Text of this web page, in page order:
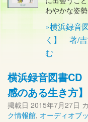
わやかな姿
»横浜録音
く】 著/
む
横浜録音図書CD
感のある生き方
掲載日 2015年7月27日
ク情報館, オーディオブ